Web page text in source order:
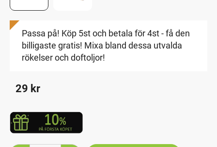
Passa på! Köp 5st och betala för 4st - få den
billigaste gratis! Mixa bland dessa utvalda
rökelser och doftoljor!
29 kr